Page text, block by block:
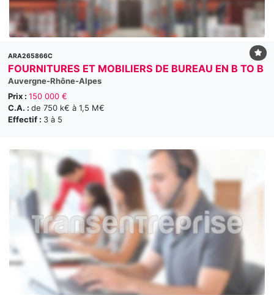
ARA265866C
FOURNITURES ET MOBILIERS DE BUREAU EN B TO B
Auvergne-Rhône-Alpes
Prix : 150 000 €
C.A. : de 750 k€ à 1,5 M€
Effectif : 3 à 5